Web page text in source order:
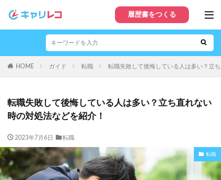
履歴書をつくる
HOME ガイド 転職 転職失敗して後悔している人は多い？立
転職失敗して後悔している人は多い？立ち直れない
時の対処法などを紹介！
2023年7月6日 転職
転職